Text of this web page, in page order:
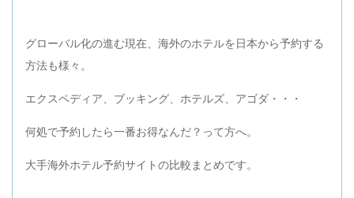
グローバル化の進む現在、海外のホテルを日本から予約する
方法も様々。
エクスペディア、ブッキング、ホテルズ、アゴダ・・・
何処で予約したら一番お得なんだ？って方へ。
大手海外ホテル予約サイトの比較まとめです。